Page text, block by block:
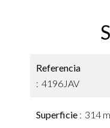
Referencia
4196JAV
Superficie 314